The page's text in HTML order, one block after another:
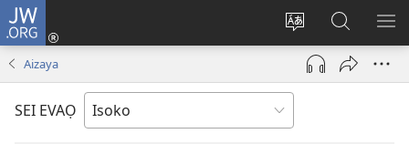
JW.ORG
Nwene
ẹvẹrẹ
Ro
Eva
(opens
window)
Gwọlọ
JW.ORG
Aizaya
SEI EVAỌ